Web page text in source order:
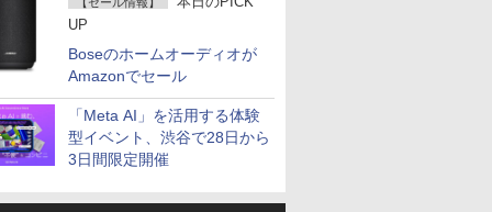
UP
Boseのホームオーディオが
Amazonでセール
「Meta AI」を活用する体験
型イベント、渋谷で28日から
3日間限定開催